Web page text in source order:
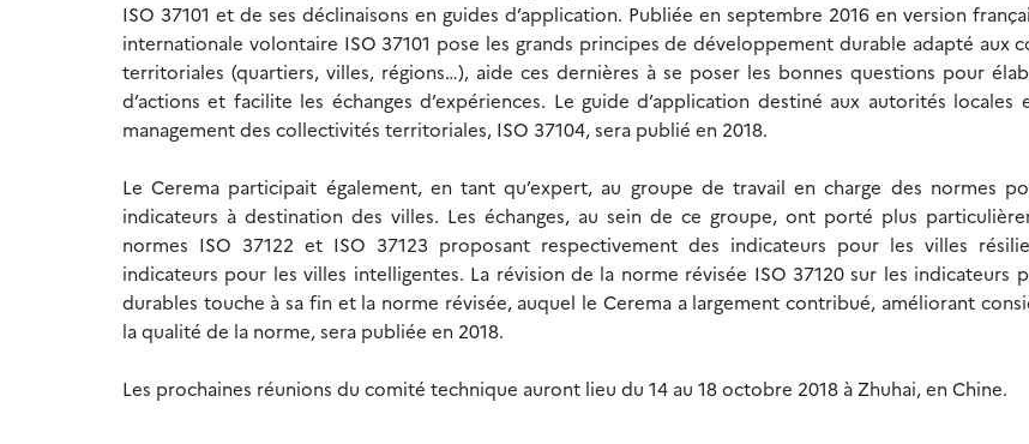
ISO 37101 et de ses déclinaisons en guides d’application. Publiée en septembre 2016 en version
internationale volontaire ISO 37101 pose les grands principes de développement durable adapté aux
territoriales (quartiers, villes, régions…), aide ces dernières à se poser les bonnes questions pour
d’actions et facilite les échanges d’expériences. Le guide d’application destiné aux autorités locales
management des collectivités territoriales, ISO 37104, sera publié en 2018.
Le Cerema participait également, en tant qu’expert, au groupe de travail en charge des normes
indicateurs à destination des villes. Les échanges, au sein de ce groupe, ont porté plus
normes ISO 37122 et ISO 37123 proposant respectivement des indicateurs pour les villes
indicateurs pour les villes intelligentes. La révision de la norme révisée ISO 37120 sur les indicateurs
durables touche à sa fin et la norme révisée, auquel le Cerema a largement contribué, améliorant
la qualité de la norme, sera publiée en 2018.
Les prochaines réunions du comité technique auront lieu du 14 au 18 octobre 2018 à Zhuhai, en Chine.